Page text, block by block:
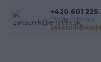
+420 601 225
(Po-Pia 10-13 hod.)